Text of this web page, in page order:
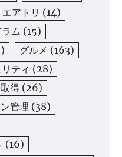
エアトリ (14)
ム (15)
グルメ (163)
ティ (28)
得 (26)
管理 (38)
(16)